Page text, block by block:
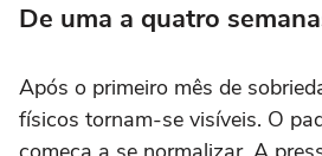
De uma a quatro
Após o primeiro mês de
físicos tornam-se visíveis. O